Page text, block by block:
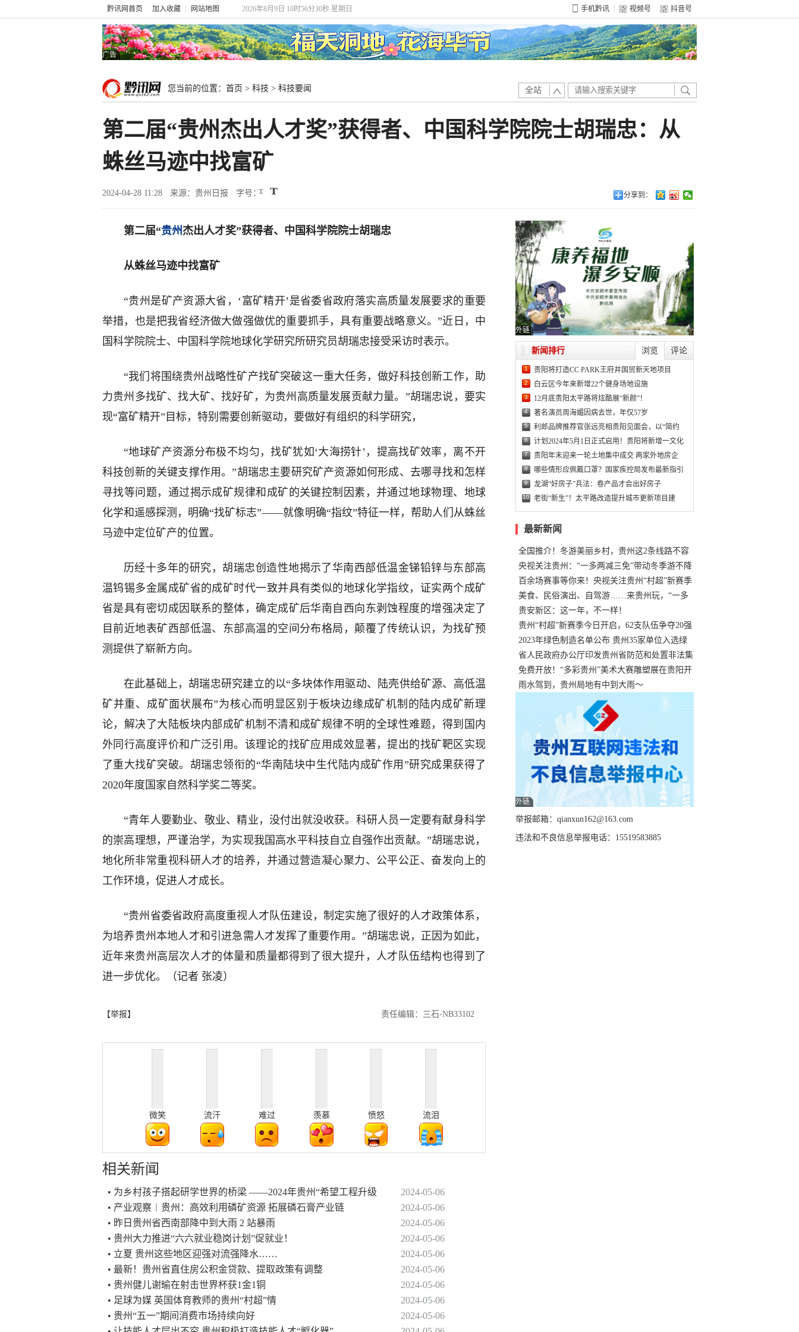
黔讯网首页 加入收藏 网站地图 2026年8月9日 10时56分31秒 星期日 手机黔讯 视频号 抖音号
广告
您当前的位置： 首页 > 科技 > 科技要闻 全站
第二届“贵州杰出人才奖”获得者、中国科学院院士胡瑞忠：从
蛛丝马迹中找富矿
2024-04-28 11:28 来源：贵州日报 字号： 分享到：
第二届“贵州杰出人才奖”获得者、中国科学院院士胡瑞忠
从蛛丝马迹中找富矿
“贵州是矿产资源大省，‘富矿精开’是省委省政府落实高质量发展要求的重要
举措，也是把我省经济做大做强做优的重要抓手，具有重要战略意义。”近日，中
国科学院院士、中国科学院地球化学研究所研究员胡瑞忠接受采访时表示。
“我们将围绕贵州战略性矿产找矿突破这一重大任务，做好科技创新工作，助
力贵州多找矿、找大矿、找好矿，为贵州高质量发展贡献力量。”胡瑞忠说，要实
现“富矿精开”目标，特别需要创新驱动，要做好有组织的科学研究，
“地球矿产资源分布极不均匀，找矿犹如‘大海捞针’，提高找矿效率，离不开
科技创新的关键支撑作用。”胡瑞忠主要研究矿产资源如何形成、去哪寻找和怎样
寻找等问题，通过揭示成矿规律和成矿的关键控制因素，并通过地球物理、地球
化学和遥感探测，明确“找矿标志”——就像明确“指纹”特征一样，帮助人们从蛛丝
马迹中定位矿产的位置。
历经十多年的研究，胡瑞忠创造性地揭示了华南西部低温金锑铅锌与东部高
温钨锡多金属成矿省的成矿时代一致并具有类似的地球化学指纹，证实两个成矿
省是具有密切成因联系的整体，确定成矿后华南自西向东剥蚀程度的增强决定了
目前近地表矿西部低温、东部高温的空间分布格局，颠覆了传统认识，为找矿预
测提供了崭新方向。
在此基础上，胡瑞忠研究建立的以“多块体作用驱动、陆壳供给矿源、高低温
矿并重、成矿面状展布”为核心而明显区别于板块边缘成矿机制的陆内成矿新理
论，解决了大陆板块内部成矿机制不清和成矿规律不明的全球性难题，得到国内
外同行高度评价和广泛引用。该理论的找矿应用成效显著，提出的找矿靶区实现
了重大找矿突破。胡瑞忠领衔的“华南陆块中生代陆内成矿作用”研究成果获得了
2020年度国家自然科学奖二等奖。
“青年人要勤业、敬业、精业，没付出就没收获。科研人员一定要有献身科学
的崇高理想，严谨治学，为实现我国高水平科技自立自强作出贡献。”胡瑞忠说，
地化所非常重视科研人才的培养，并通过营造凝心聚力、公平公正、奋发向上的
工作环境，促进人才成长。
“贵州省委省政府高度重视人才队伍建设，制定实施了很好的人才政策体系，
为培养贵州本地人才和引进急需人才发挥了重要作用。”胡瑞忠说，正因为如此，
近年来贵州高层次人才的体量和质量都得到了很大提升，人才队伍结构也得到了
进一步优化。（记者 张凌）
【举报】 责任编辑：三石-NB33102
微笑 流汗 难过 羡慕 愤怒 流泪
相关新闻
• 为乡村孩子搭起研学世界的桥梁 ——2024年贵州“希望工程升级
2024-05-06
• 产业观察︱贵州：高效利用磷矿资源 拓展磷石膏产业链
2024-05-06
• 昨日贵州省西南部降中到大雨 2 站暴雨
2024-05-06
• 贵州大力推进“六六就业稳岗计划”促就业！
2024-05-06
• 立夏 贵州这些地区迎强对流强降水……
2024-05-06
• 最新！贵州省直住房公积金贷款、提取政策有调整
2024-05-06
• 贵州健儿谢瑜在射击世界杯获1金1铜
2024-05-06
• 足球为媒 英国体育教师的贵州“村超”情
2024-05-06
• 贵州“五一”期间消费市场持续向好
2024-05-06
外链
浏览 评论
新闻排行
1 贵阳将打造CC PARK王府井国贸新天地项目
2 白云区今年来新增22个健身场地设施
3 12月底贵阳太平路将炫酷展“新颜”！
4 著名演员周海媚因病去世，年仅57岁
5 利郎品牌推荐官张远亮相贵阳见面会，以“简约
6 计划2024年5月1日正式启用！贵阳将新增一文化
7 贵阳年末迎来一轮土地集中成交 两家外地房企
8 哪些情形应佩戴口罩？国家疾控局发布最新指引
9 龙湖“好房子”兵法：卷产品才会出好房子
10 老街“新生”！太平路改造提升城市更新项目建
最新新闻
全国推介！冬游美丽乡村，贵州这2条线路不容
错过
央视关注贵州：“一多两减三免”带动冬季游不降
温
百余场赛事等你来！央视关注贵州“村超”新赛季
正式“打响”
美食、民俗演出、自驾游……来贵州玩，“一多
两减三免”！
贵安新区：这一年，不一样！
贵州“村超”新赛季今日开启，62支队伍争夺20强
名额
2023年绿色制造名单公布 贵州35家单位入选绿
色工厂
省人民政府办公厅印发贵州省防范和处置非法集
资工作实施细则
免费开放！“多彩贵州”美术大赛雕塑展在贵阳开
展，持续至1月19日
雨水驾到，贵州局地有中到大雨～
外链
举报邮箱：qianxun162@163.com
违法和不良信息举报电话：15519583885